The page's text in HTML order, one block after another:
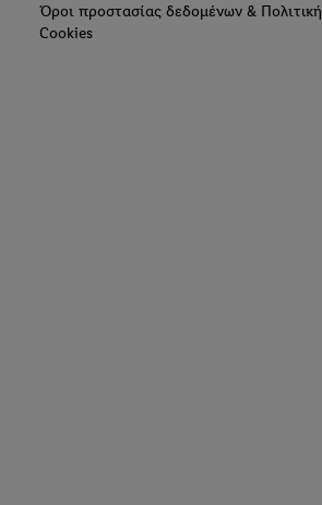
Όροι προστασίας δεδομένων & Πολιτική
Cookies